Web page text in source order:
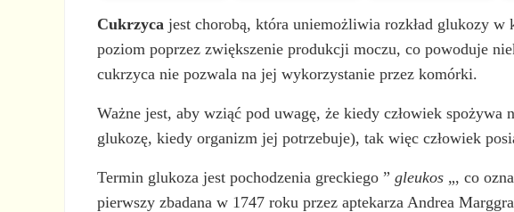
Cukrzyca jest chorobą, która uniemożliwia rozkład glukozy
poziom poprzez zwiększenie produkcji moczu, co powoduje
cukrzyca nie pozwala na jej wykorzystanie przez komórki.
Ważne jest, aby wziąć pod uwagę, że kiedy człowiek
glukozę, kiedy organizm jej potrzebuje), tak więc człowiek
Termin glukoza jest pochodzenia greckiego ”gleukos „, co
pierwszy zbadana w 1747 roku przez aptekarza Andrea